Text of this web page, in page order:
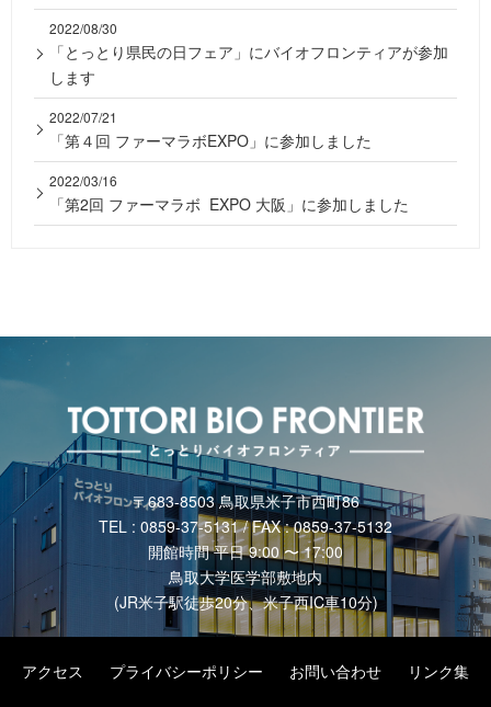
2022/08/30
「とっとり県民の日フェア」にバイオフロンティアが参加
します
2022/07/21
「第４回 ファーマラボEXPO」に参加しました
2022/03/16
「第2回 ファーマラボ EXPO 大阪」に参加しました
〒683-8503 鳥取県米子市西町86
TEL : 0859-37-5131 / FAX : 0859-37-5132
開館時間 平日 9:00 〜 17:00
鳥取大学医学部敷地内
(JR米子駅徒歩20分、米子西IC車10分)
アクセス プライバシーポリシー お問い合わせ リンク集